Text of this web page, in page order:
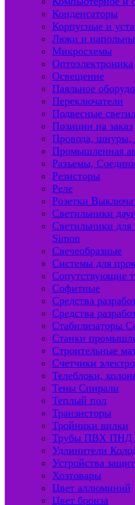
Конденсаторы
Корпусные и
Люки и
Микросхемы
Оптоэлектроника
Освещение
Паяльное
Переключатели
Подвесные
Позиции на заказ
Провода, шнуры,
Промышленная
Разъемы,
Резисторы
Реле
Розетки
Светильники
Светильники
Simon
Свечеобразные
Системы для
Сопутствующие
Софитные
Средства
Средства
Стабилизаторы
Станки
Строительные
Счетчики
Телеблоки,
Тены Спирали
Теплый пол
Транзисторы
Тройники вилки
Трубы ПВХ ПНД
Удлинители
Устройства
Хозтовары
Цвет аллюминий
Цвет бронза